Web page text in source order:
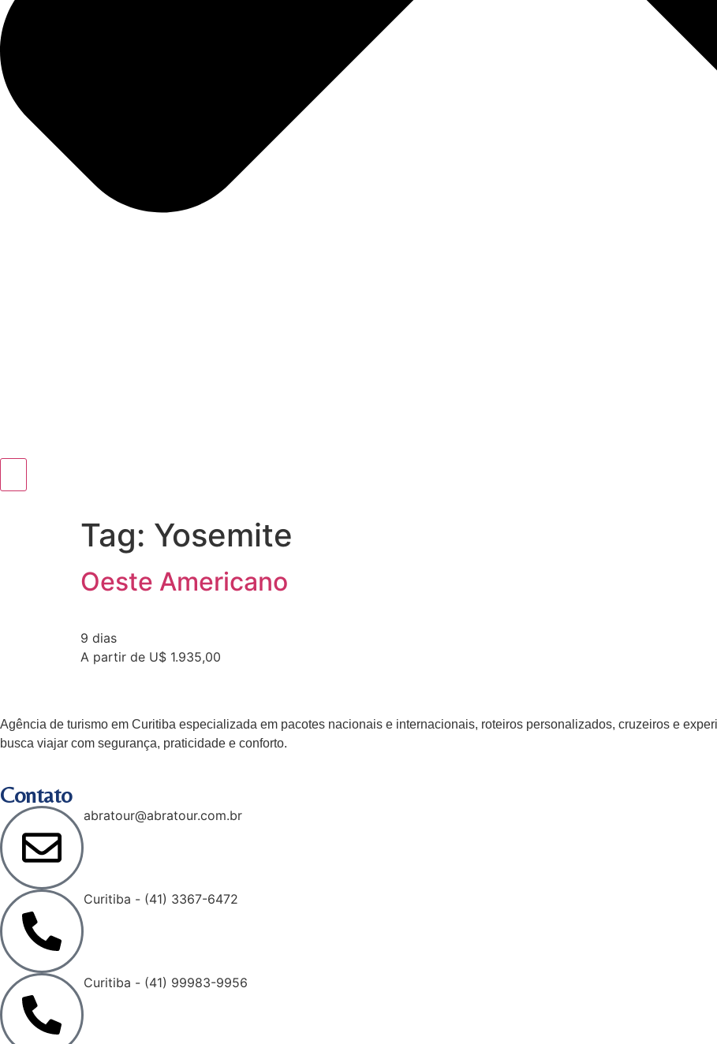
Tag: Yosemite
Oeste Americano
9 dias
A partir de U$ 1.935,00
Agência de turismo em Curitiba especializada em pacotes nacionais e internacionais, roteiros personalizados, cruzeiros e
busca viajar com segurança, praticidade e conforto.
Contato
abratour@abratour.com.br
Curitiba - (41) 3367-6472
Curitiba - (41) 99983-9956